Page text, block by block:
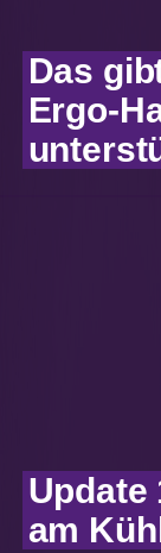
Das
Ergo-
Update
am